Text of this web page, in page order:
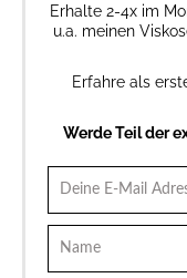
Erhalte 2-4x im
u.a. meinen
Erfahre als
Werde Teil der